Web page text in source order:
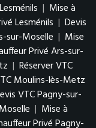
| Mise à
Lesménils | Devis
sur-Moselle | Mise
Privé Ars-sur-
| Réserver VTC
Moulins-lès-Metz
VTC Pagny-sur-
| Mise à
Privé Pagny-